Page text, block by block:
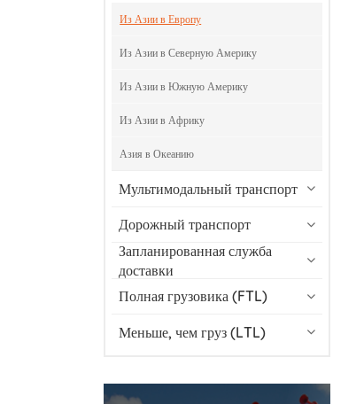
Из Азии в Европу
Из Азии в Северную Америку
Из Азии в Южную Америку
Из Азии в Африку
Азия в Океанию
Мультимодальный транспорт
Дорожный транспорт
Запланированная служба
доставки
Полная грузовика (FTL)
Меньше, чем груз (LTL)